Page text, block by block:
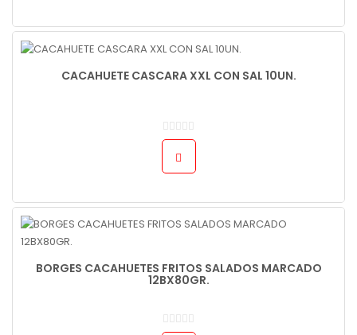
CACAHUETE CASCARA XXL CON SAL 10UN.
BORGES CACAHUETES FRITOS SALADOS MARCADO
12BX80GR.